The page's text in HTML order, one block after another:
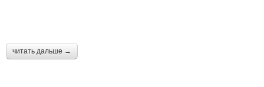
читать дальше →